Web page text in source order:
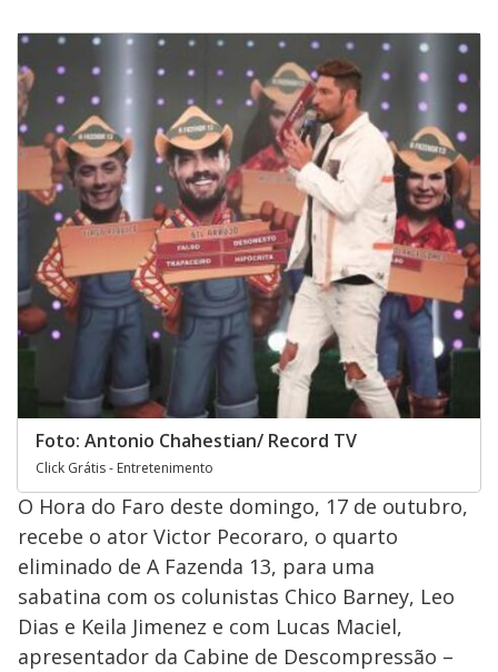
Foto: Antonio Chahestian/ Record TV
Click Grátis - Entretenimento
O Hora do Faro deste domingo, 17 de outubro,
recebe o ator Victor Pecoraro, o quarto
eliminado de A Fazenda 13, para uma
sabatina com os colunistas Chico Barney, Leo
Dias e Keila Jimenez e com Lucas Maciel,
apresentador da Cabine de Descompressão –